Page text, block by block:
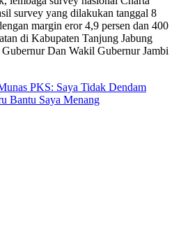
survey yang dilakukan tanggal 8
margin eror 4,9 persen dan 400
di Kabupaten Tanjung Jabung
Dan Wakil Gubernur Jambi
PKS: Saya Tidak Dendam
Bantu Saya Menang